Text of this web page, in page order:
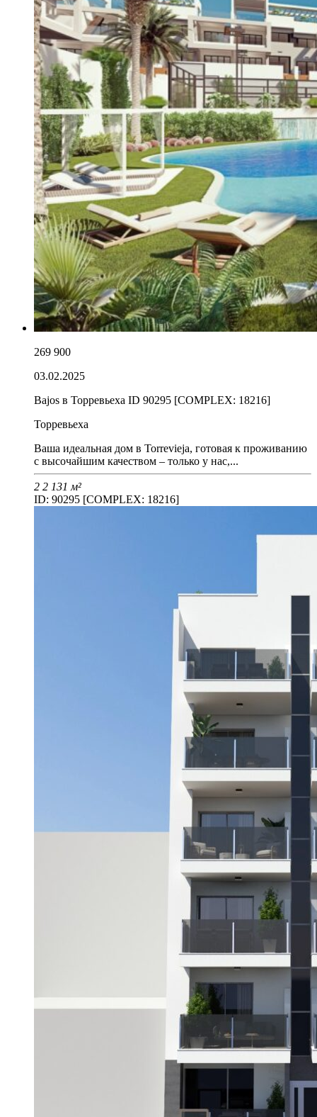
269 900
03.02.2025
Bajos в Торревьеха ID 90295 [COMPLEX: 18216]
Торревьеха
Ваша идеальная дом в Torrevieja, готовая к проживанию
с высочайшим качеством – только у нас,...
2 2 131 м²
ID: 90295 [COMPLEX: 18216]